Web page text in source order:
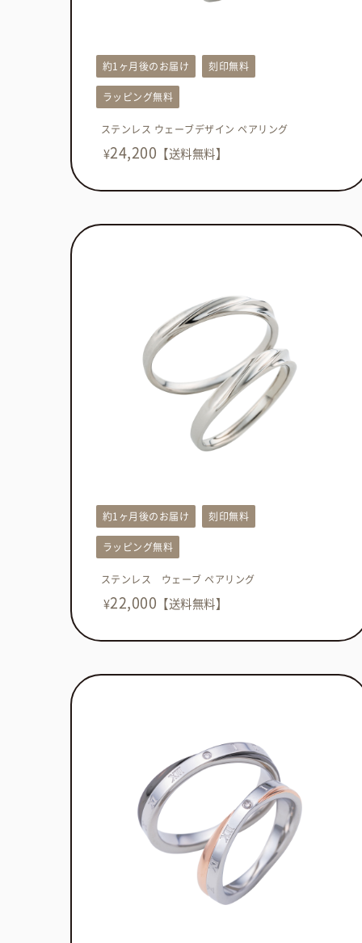
約1ヶ月後のお届け 刻印無料
ラッピング無料
ステンレス ウェーブデザイン ペアリング
24,200
約1ヶ月後のお届け 刻印無料
ラッピング無料
ステンレス ウェーブ ペアリング
22,000